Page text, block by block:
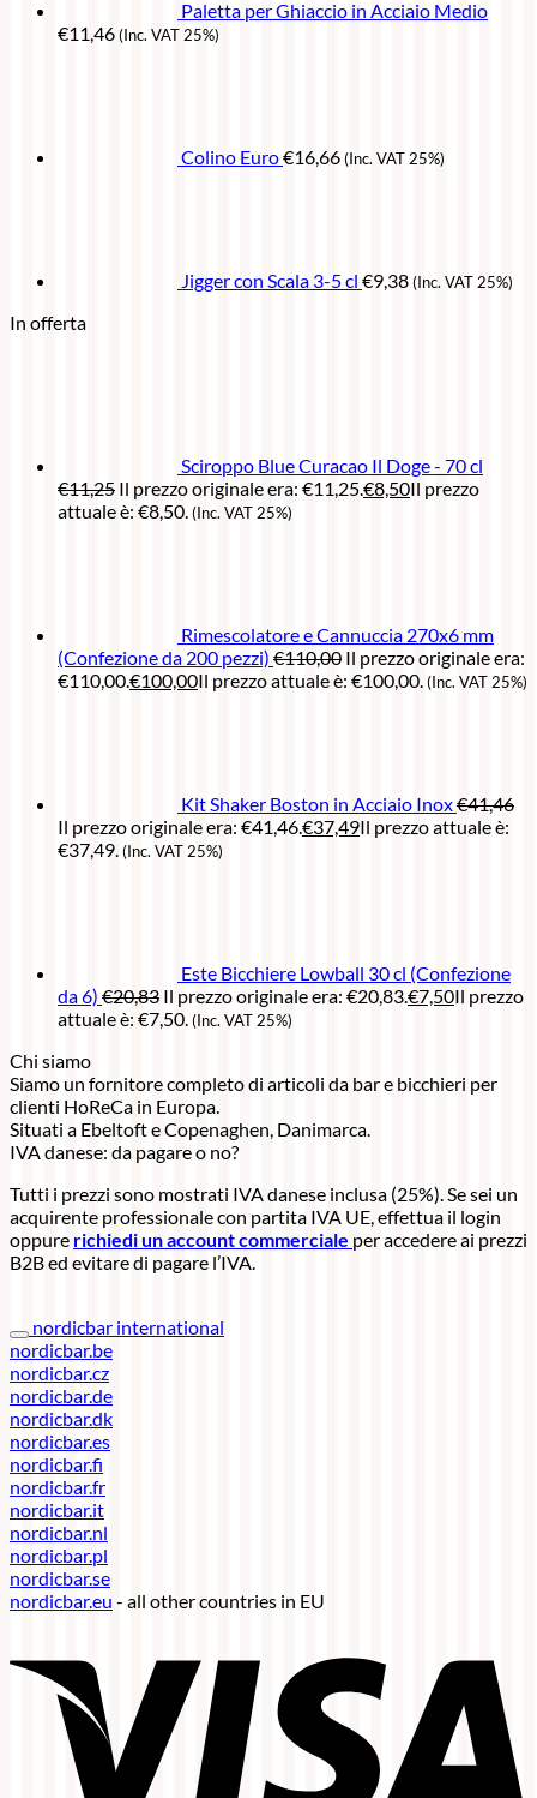
Paletta per Ghiaccio in Acciaio Medio
€11,46(Inc. VAT 25%)
Colino Euro€16,66(Inc. VAT 25%)
Jigger con Scala 3-5 cl €9,38(Inc. VAT 25%)
In offerta
Sciroppo Blue Curacao Il Doge - 70 cl
€11,25 Il prezzo originale era: €11,25.€8,50Il prezzo
attuale è: €8,50.(Inc. VAT 25%)
Rimescolatore e Cannuccia 270x6 mm
(Confezione da 200 pezzi) €110,00 Il prezzo originale era:
€110,00.€100,00Il prezzo attuale è: €100,00.(Inc. VAT 25%)
Kit Shaker Boston in Acciaio Inox€41,46
Il prezzo originale era: €41,46.€37,49Il prezzo attuale è:
€37,49.(Inc. VAT 25%)
Este Bicchiere Lowball 30 cl (Confezione
da 6) €20,83 Il prezzo originale era: €20,83.€7,50Il prezzo
attuale è: €7,50.(Inc. VAT 25%)
Chi siamo
Siamo un fornitore completo di articoli da bar e bicchieri per
clienti HoReCa in Europa.
Situati a Ebeltoft e Copenaghen, Danimarca.
IVA danese: da pagare o no?
Tutti i prezzi sono mostrati IVA danese inclusa (25%). Se sei un
acquirente professionale con partita IVA UE, effettua il login
oppure richiedi un account commerciale per accedere ai prezzi
B2B ed evitare di pagare l’IVA.
nordicbar international
nordicbar.be
nordicbar.cz
nordicbar.de
nordicbar.dk
nordicbar.es
nordicbar.fi
nordicbar.fr
nordicbar.it
nordicbar.nl
nordicbar.pl
nordicbar.se
nordicbar.eu - all other countries in EU